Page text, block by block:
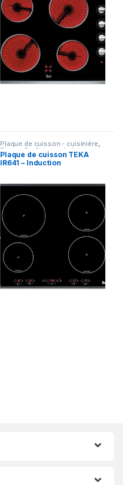
Plaque de cuisson - cuisinière,
Plaque De Cuisson Induction
Plaque de cuisson TEKA
IR641 – Induction